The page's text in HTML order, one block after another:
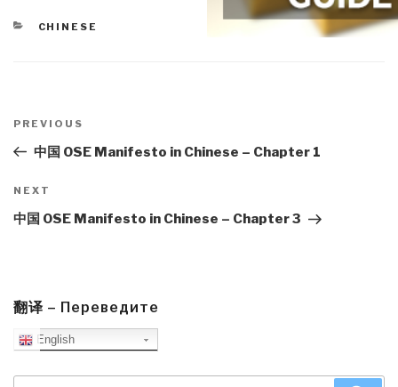
CATEGORIES
CHINESE
navigation
Previous
Post
PREVIOUS
中国 OSE Manifesto in Chinese – Chapter 1
Next
Post
NEXT
中国 OSE Manifesto in Chinese – Chapter 3
翻译 – Переведите
English